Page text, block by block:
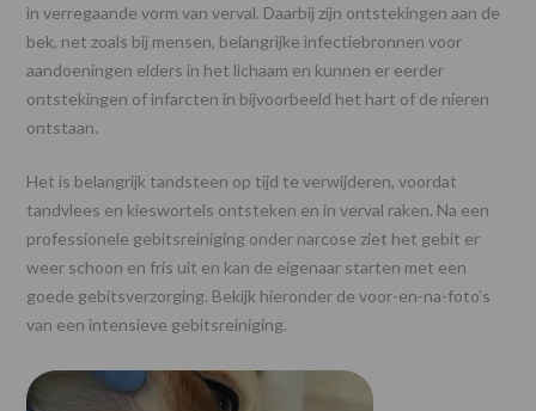
in verregaande vorm van verval. Daarbij zijn ontstekingen aan de
bek, net zoals bij mensen, belangrijke infectiebronnen voor
aandoeningen elders in het lichaam en kunnen er eerder
ontstekingen of infarcten in bijvoorbeeld het hart of de nieren
ontstaan.
Het is belangrijk tandsteen op tijd te verwijderen, voordat
tandvlees en kieswortels ontsteken en in verval raken. Na een
professionele gebitsreiniging onder narcose ziet het gebit er
weer schoon en fris uit en kan de eigenaar starten met een
goede gebitsverzorging. Bekijk hieronder de voor-en-na-foto’s
van een intensieve gebitsreiniging.